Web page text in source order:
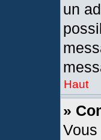
un
Haut
»
Vous